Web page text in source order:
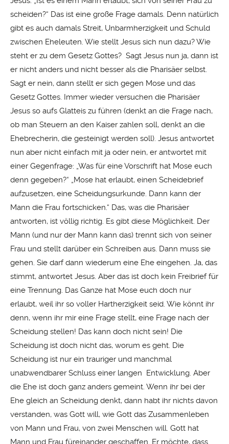
scheiden?“ Das ist eine große Frage damals. Denn natürlich
gibt es auch damals Streit, Unbarmherzigkeit und Schuld
zwischen Eheleuten. Wie stellt Jesus sich nun dazu? Wie
steht er zu dem Gesetz Gottes? Sagt Jesus nun ja, dann ist
er nicht anders und nicht besser als die Pharisäer selbst.
Sagt er nein, dann stellt er sich gegen Mose und das
Gesetz Gottes. Immer wieder versuchen die Pharisäer
Jesus so aufs Glatteis zu führen (denkt an die Frage nach,
ob man Steuern an den Kaiser zahlen soll, denkt an die
Ehebrecherin, die gesteinigt werden soll). Jesus antwortet
nun aber nicht einfach mit ja oder nein, er antwortet mit
einer Gegenfrage: „Was für eine Vorschrift hat Mose euch
denn gegeben?“ „Mose hat erlaubt, einen Scheidebrief
aufzusetzen, eine Scheidungsurkunde. Dann kann der
Mann die Frau fortschicken.“ Das, was die Pharisäer
antworten, ist völlig richtig. Es gibt diese Möglichkeit. Der
Mann (und nur der Mann kann das) trennt sich von seiner
Frau und stellt darüber ein Schreiben aus. Dann muss sie
gehen. Sie darf dann wiederum eine Ehe eingehen. Ja, das
stimmt, antwortet Jesus. Aber das ist doch kein Freibrief für
eine Trennung. Das Ganze hat Mose euch doch nur
erlaubt, weil ihr so voller Hartherzigkeit seid. Wie könnt ihr
denn, wenn ihr mir eine Frage stellt, eine Frage nach der
Scheidung stellen! Das kann doch nicht sein! Die
Scheidung ist doch nicht das, worum es geht. Die
Scheidung ist nur ein trauriger und manchmal
unabwendbarer Schluss einer langen Entwicklung. Aber
die Ehe ist doch ganz anders gemeint. Wenn ihr bei der
Ehe gleich an Scheidung denkt, dann habt ihr nichts davon
verstanden, was Gott will, wie Gott das Zusammenleben
von Mann und Frau, von zwei Menschen will. Gott hat
Mann und Frau füreinander geschaffen. Er möchte, dass